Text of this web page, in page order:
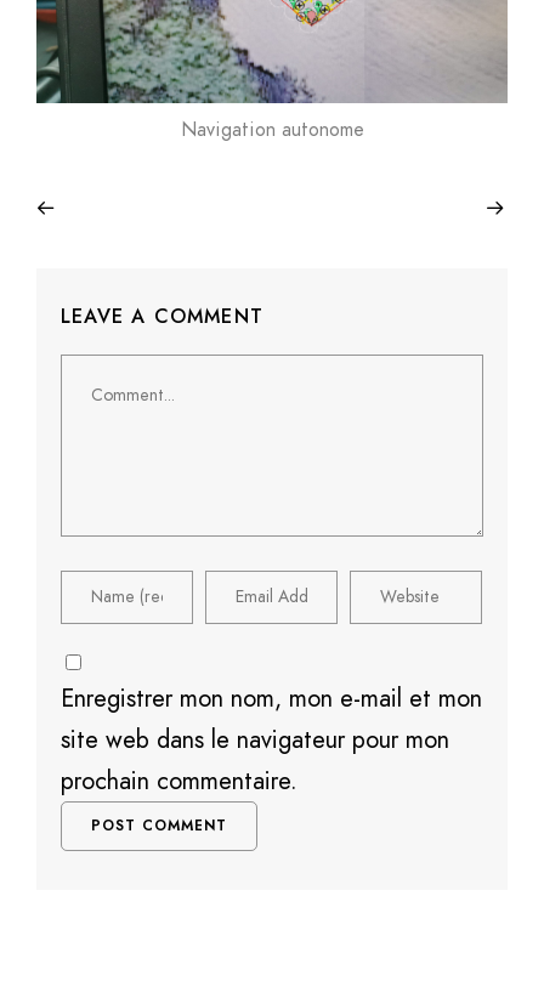
Navigation autonome
LEAVE A COMMENT
Enregistrer mon nom, mon e-mail et mon
site web dans le navigateur pour mon
prochain commentaire.